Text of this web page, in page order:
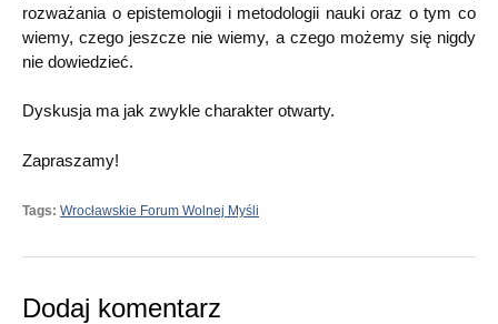
rozważania o epistemologii i metodologii nauki oraz o tym co
wiemy, czego jeszcze nie wiemy, a czego możemy się nigdy
nie dowiedzieć.
Dyskusja ma jak zwykle charakter otwarty.
Zapraszamy!
Tags: Wrocławskie Forum Wolnej Myśli
Dodaj komentarz